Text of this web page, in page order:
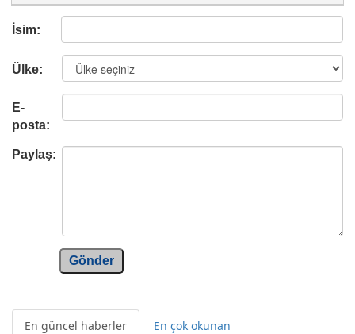
İsim:
Ülke:
E-
posta:
Paylaş:
Gönder
En güncel haberler En çok okunan